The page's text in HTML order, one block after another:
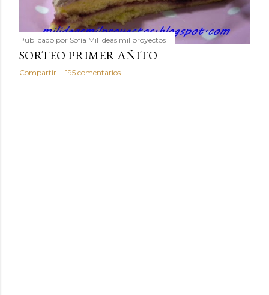
Publicado por Sofía Mil ideas mil proyectos
SORTEO PRIMER AÑITO
Compartir 195 comentarios